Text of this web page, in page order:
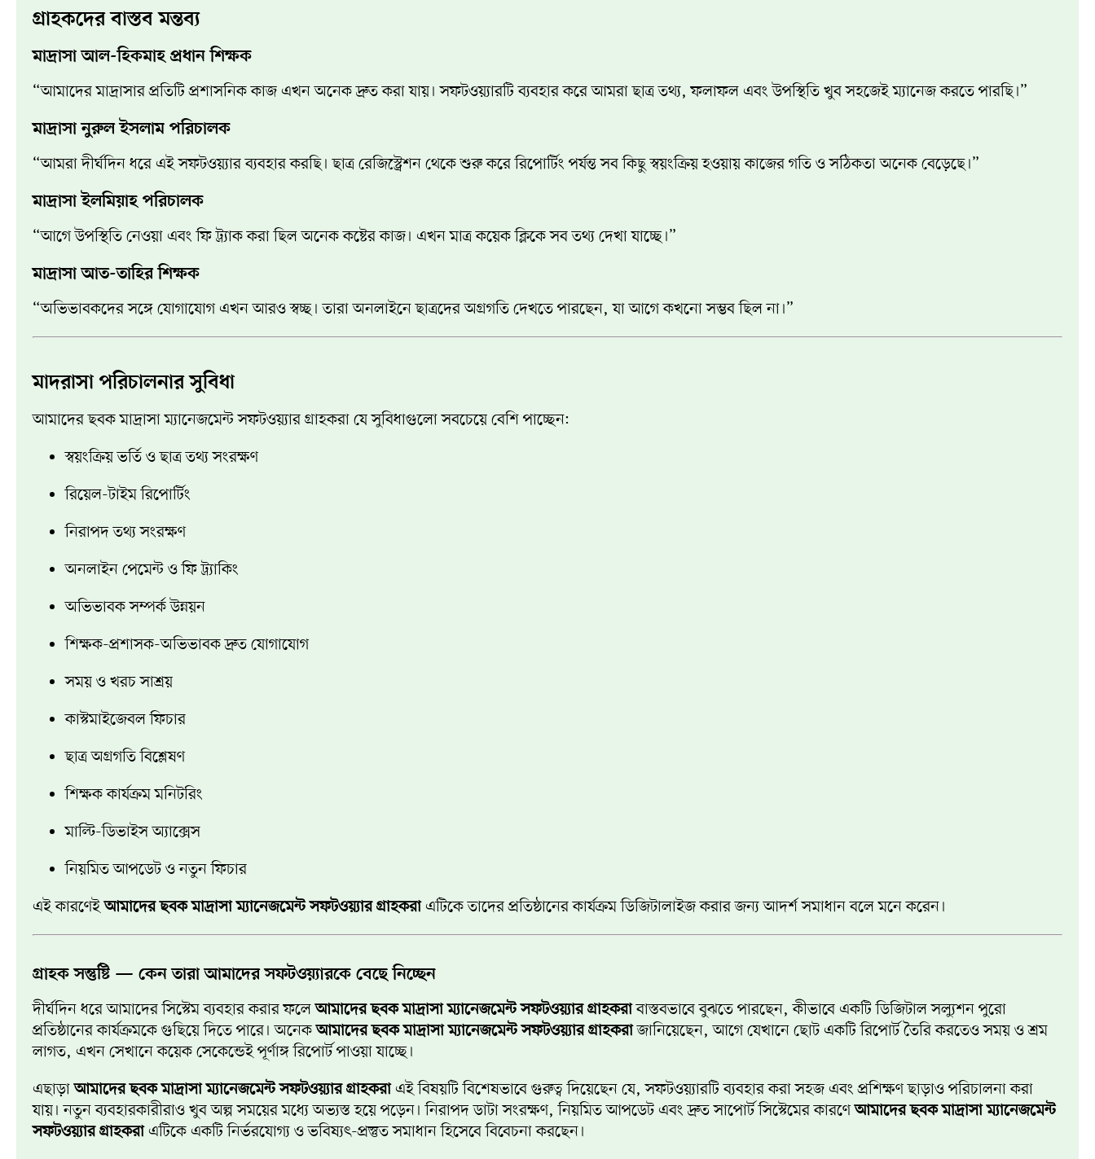
গ্রাহকদের বাস্তব মন্তব্য
মাদ্রাসা আল-হিকমাহ প্রধান শিক্ষক
“আমাদের মাদ্রাসার প্রতিটি প্রশাসনিক কাজ এখন অনেক দ্রুত করা যায়। সফটওয়্যারটি ব্যবহার করে আমরা ছাত্র তথ্য, ফলাফল এবং উপস্থিতি খুব সহজেই ম্যানেজ করতে পারছি।”
মাদ্রাসা নুরুল ইসলাম পরিচালক
“আমরা দীর্ঘদিন ধরে এই সফটওয়্যার ব্যবহার করছি। ছাত্র রেজিস্ট্রেশন থেকে শুরু করে রিপোর্টিং পর্যন্ত সব কিছু স্বয়ংক্রিয় হওয়ায় কাজের গতি ও সঠিকতা অনেক বেড়েছে।”
মাদ্রাসা ইলমিয়াহ পরিচালক
“আগে উপস্থিতি নেওয়া এবং ফি ট্র্যাক করা ছিল অনেক কষ্টের কাজ। এখন মাত্র কয়েক ক্লিকে সব তথ্য দেখা যাচ্ছে।”
মাদ্রাসা আত-তাহির শিক্ষক
“অভিভাবকদের সঙ্গে যোগাযোগ এখন আরও স্বচ্ছ। তারা অনলাইনে ছাত্রদের অগ্রগতি দেখতে পারছেন, যা আগে কখনো সম্ভব ছিল না।”
মাদরাসা পরিচালনার সুবিধা
আমাদের ছবক মাদ্রাসা ম্যানেজমেন্ট সফটওয়্যার গ্রাহকরা যে সুবিধাগুলো সবচেয়ে বেশি পাচ্ছেন:
স্বয়ংক্রিয় ভর্তি ও ছাত্র তথ্য সংরক্ষণ
রিয়েল-টাইম রিপোর্টিং
নিরাপদ তথ্য সংরক্ষণ
অনলাইন পেমেন্ট ও ফি ট্র্যাকিং
অভিভাবক সম্পর্ক উন্নয়ন
শিক্ষক-প্রশাসক-অভিভাবক দ্রুত যোগাযোগ
সময় ও খরচ সাশ্রয়
কাস্টমাইজেবল ফিচার
ছাত্র অগ্রগতি বিশ্লেষণ
শিক্ষক কার্যক্রম মনিটরিং
মাল্টি-ডিভাইস অ্যাক্সেস
নিয়মিত আপডেট ও নতুন ফিচার
এই কারণেইআমাদের ছবক মাদ্রাসা ম্যানেজমেন্ট সফটওয়্যার গ্রাহকরাএটিকে তাদের প্রতিষ্ঠানের কার্যক্রম ডিজিটালাইজ করার জন্য আদর্শ সমাধান বলে মনে করেন।
গ্রাহক সন্তুষ্টি — কেন তারা আমাদের সফটওয়্যারকে বেছে নিচ্ছেন
দীর্ঘদিন ধরে আমাদের সিস্টেম ব্যবহার করার ফলেআমাদের ছবক মাদ্রাসা ম্যানেজমেন্ট সফটওয়্যার গ্রাহকরাবাস্তবভাবে বুঝতে পারছেন, কীভাবে একটি ডিজিটাল সল্যুশন পুরো
প্রতিষ্ঠানের কার্যক্রমকে গুছিয়ে দিতে পারে। অনেকআমাদের ছবক মাদ্রাসা ম্যানেজমেন্ট সফটওয়্যার গ্রাহকরাজানিয়েছেন, আগে যেখানে ছোট একটি রিপোর্ট তৈরি করতেও সময় ও শ্রম
লাগত, এখন সেখানে কয়েক সেকেন্ডেই পূর্ণাঙ্গ রিপোর্ট পাওয়া যাচ্ছে।
এছাড়াআমাদের ছবক মাদ্রাসা ম্যানেজমেন্ট সফটওয়্যার গ্রাহকরাএই বিষয়টি বিশেষভাবে গুরুত্ব দিয়েছেন যে, সফটওয়্যারটি ব্যবহার করা সহজ এবং প্রশিক্ষণ ছাড়াও পরিচালনা করা
যায়। নতুন ব্যবহারকারীরাও খুব অল্প সময়ের মধ্যে অভ্যস্ত হয়ে পড়েন। নিরাপদ ডাটা সংরক্ষণ, নিয়মিত আপডেট এবং দ্রুত সাপোর্ট সিস্টেমের কারণেআমাদের ছবক মাদ্রাসা ম্যানেজমেন্ট
সফটওয়্যার গ্রাহকরাএটিকে একটি নির্ভরযোগ্য ও ভবিষ্যৎ-প্রস্তুত সমাধান হিসেবে বিবেচনা করছেন।